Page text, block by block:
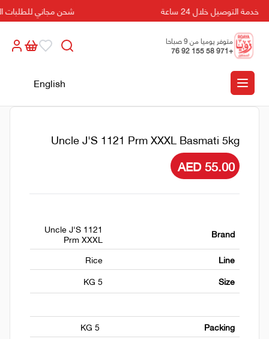
خدمة التوصيل خلال 24 ساعة شحن مجاني للطلبات التي
متوفر يوميا من 9 صباحا
الى 5 مسائا
+971 58 155 92 76
English
Uncle J'S 1121 Prm XXXL Basmati 5kg
AED 55.00
Brand
Uncle J'S 1121
Prm XXXL
Line
Rice
Size
5 KG
Packing